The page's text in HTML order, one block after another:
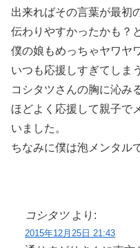
出来ればその言葉が最初
伝わりやすかったかも？
僕の娘もめっちゃヤワヤ
いつも応援しすぎてしま
コシタツさんの胸に沁み
ほどよく応援して親子で
いました。
ちなみに僕は泡メンタル
コシタツ より:
2015年12月25日 21:43